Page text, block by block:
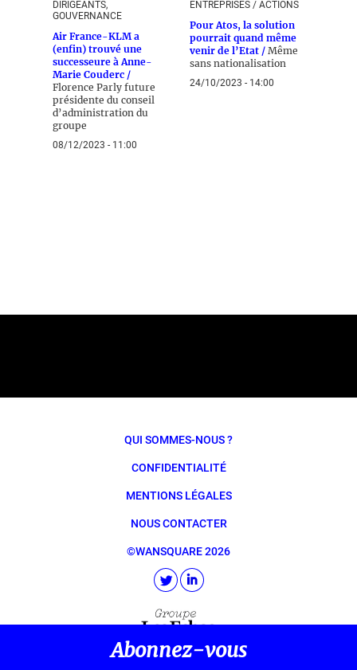
DIRIGEANTS,
GOUVERNANCE
Air France-KLM a
(enfin) trouvé une
successeure à Anne-
Marie Couderc /
Florence Parly future
présidente du conseil
d’administration du
groupe
08/12/2023 - 11:00
ENTREPRISES / ACTIONS
Pour Atos, la solution
pourrait quand même
venir de l’Etat / Même
sans nationalisation
24/10/2023 - 14:00
QUI SOMMES-NOUS ?
CONFIDENTIALITÉ
MENTIONS LÉGALES
NOUS CONTACTER
©WANSQUARE 2026
Abonnez-vous